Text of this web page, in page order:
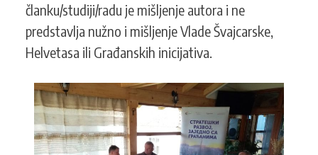
članku/studiji/radu je mišljenje autora i ne
predstavlja nužno i mišljenje Vlade Švajcarske,
Helvetasa ili Građanskih inicijativa.